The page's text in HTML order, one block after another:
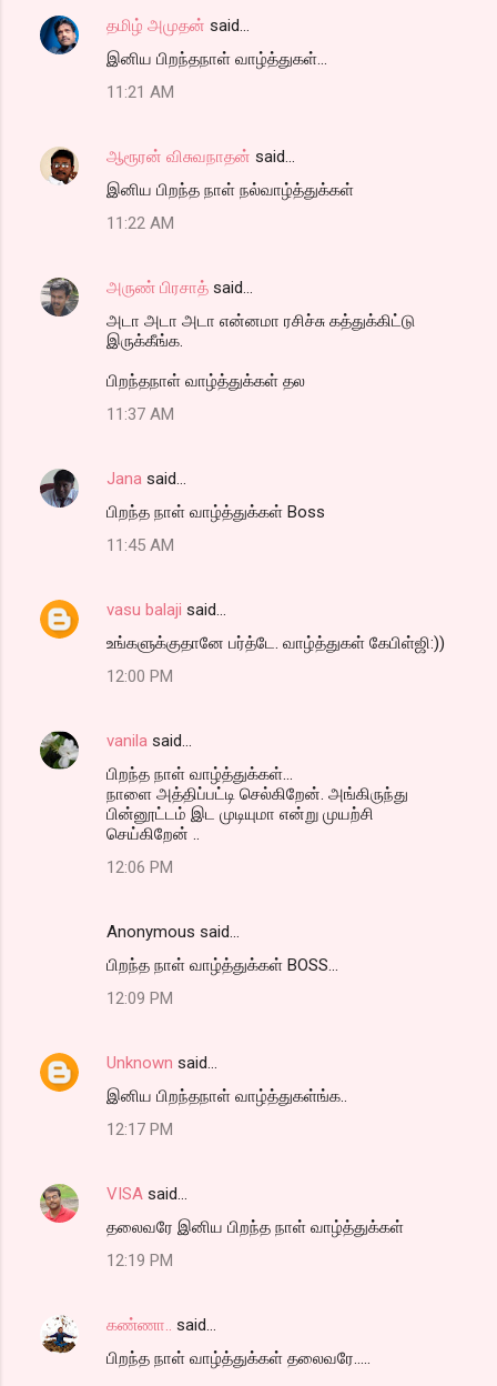
தமிழ் அமுதன் said…
இனிய பிறந்தநாள் வாழ்த்துகள்...
11:21 AM
ஆரூரன் விசுவநாதன் said…
இனிய பிறந்த நாள் நல்வாழ்த்துக்கள்
11:22 AM
அருண் பிரசாத் said…
அடா அடா அடா என்னமா ரசிச்சு கத்துக்கிட்டு
இருக்கீங்க.
பிறந்தநாள் வாழ்த்துக்கள் தல
11:37 AM
Jana said…
பிறந்த நாள் வாழ்த்துக்கள் Boss
11:45 AM
vasu balaji said…
உங்களுக்குதானே பர்த்டே. வாழ்த்துகள் கேபிள்ஜி:))
12:00 PM
vanila said…
பிறந்த நாள் வாழ்த்துக்கள்...
நாளை அத்திப்பட்டி செல்கிறேன். அங்கிருந்து
பின்னூட்டம் இட முடியுமா என்று முயற்சி
செய்கிறேன் ..
12:06 PM
Anonymous said…
பிறந்த நாள் வாழ்த்துக்கள் BOSS...
12:09 PM
Unknown said…
இனிய பிறந்தநாள் வாழ்த்துகள்ங்க..
12:17 PM
VISA said…
தலைவரே இனிய பிறந்த நாள் வாழ்த்துக்கள்
12:19 PM
கண்ணா..
said…
பிறந்த நாள் வாழ்த்துக்கள் தலைவரே.....